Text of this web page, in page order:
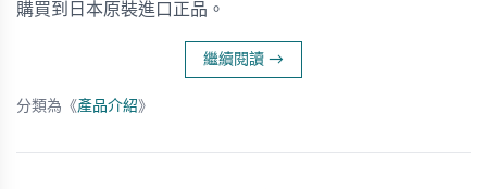
購買到日本原裝進口正品。
繼續閱讀 →
分類為《產品介紹》